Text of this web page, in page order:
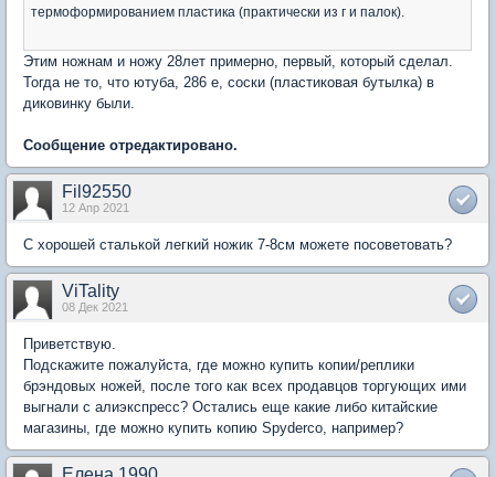
термоформированием пластика (практически из г и палок).
Этим ножнам и ножу 28лет примерно, первый, который сделал.
Тогда не то, что ютуба, 286 е, соски (пластиковая бутылка) в
диковинку были.
Сообщение отредактировано.
Fil92550
12 Апр 2021
С хорошей сталькой легкий ножик 7-8см можете посоветовать?
ViTality
08 Дек 2021
Приветствую.
Подскажите пожалуйста, где можно купить копии/реплики
брэндовых ножей, после того как всех продавцов торгующих ими
выгнали с алиэкспресс? Остались еще какие либо китайские
магазины, где можно купить копию Spyderco, например?